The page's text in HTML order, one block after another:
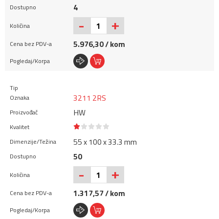
4
- +
5.976,30 / kom
3211 2RS
HW
55 x 100 x 33.3 mm
50
- +
1.317,57 / kom